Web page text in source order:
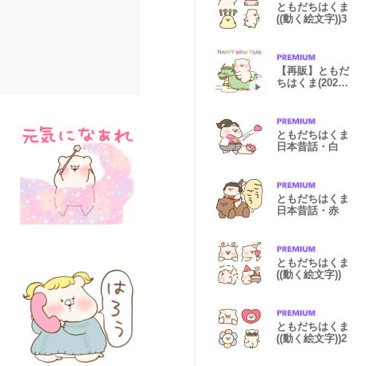
ともだちはくま
((動く絵文字))3
【再販】ともだ
ちはくま(2024
ともだちはくま
日本昔話・白
ともだちはくま
日本昔話・赤
ともだちはくま
((動く絵文字))
ともだちはくま
((動く絵文字))2